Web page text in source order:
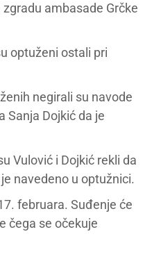
ambasade Grčke
optuženi ostali pri
negirali su navode
Sanja Dojkić da je
Vulović i Dojkić rekli da
navedeno u optužnici.
februara. Suđenje će
čega se očekuje